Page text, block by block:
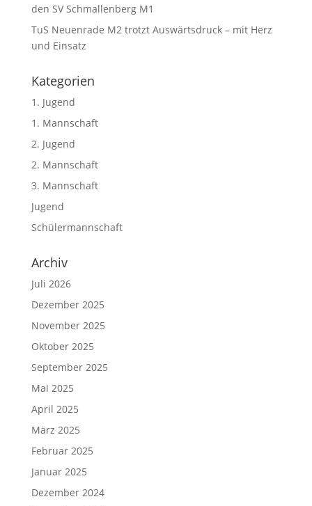
den SV Schmallenberg M1
TuS Neuenrade M2 trotzt Auswärtsdruck – mit Herz
und Einsatz
Kategorien
1. Jugend
1. Mannschaft
2. Jugend
2. Mannschaft
3. Mannschaft
Jugend
Schülermannschaft
Archiv
Juli 2026
Dezember 2025
November 2025
Oktober 2025
September 2025
Mai 2025
April 2025
März 2025
Februar 2025
Januar 2025
Dezember 2024